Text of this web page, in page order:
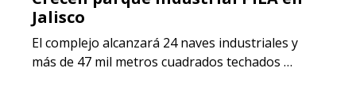
Jalisco
El complejo alcanzará 24 naves industriales y
más de 47 mil metros cuadrados techados …